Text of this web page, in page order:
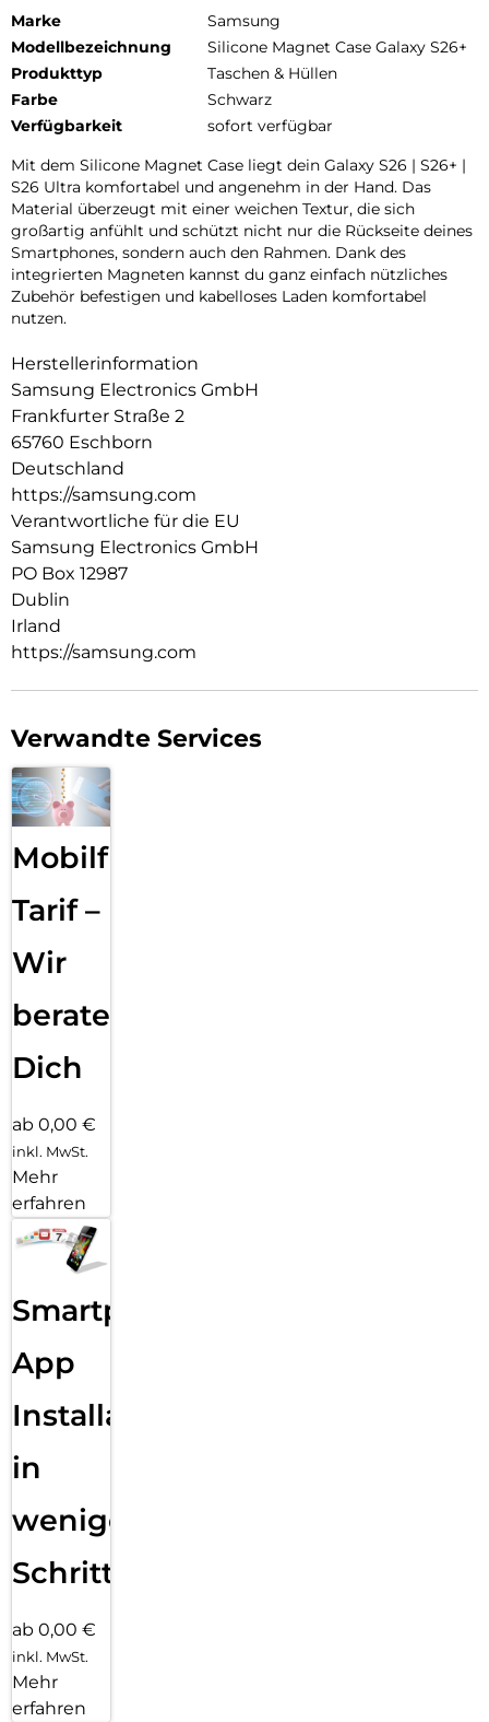
Marke
Samsung
Modellbezeichnung
Silicone Magnet Case Galaxy S26+
Produkttyp
Taschen & Hüllen
Farbe
Schwarz
Verfügbarkeit
sofort verfügbar
Mit dem Silicone Magnet Case liegt dein Galaxy S26 | S26+ |
S26 Ultra komfortabel und angenehm in der Hand. Das
Material überzeugt mit einer weichen Textur, die sich
großartig anfühlt und schützt nicht nur die Rückseite deines
Smartphones, sondern auch den Rahmen. Dank des
integrierten Magneten kannst du ganz einfach nützliches
Zubehör befestigen und kabelloses Laden komfortabel
nutzen.
Herstellerinformation
Samsung Electronics GmbH
Frankfurter Straße 2
65760 Eschborn
Deutschland
https://samsung.com
Verantwortliche für die EU
Samsung Electronics GmbH
PO Box 12987
Dublin
Irland
https://samsung.com
Verwandte Services
Mobilfunk
Tarif –
Wir
beraten
Dich
ab 0,00 €
inkl. MwSt.
Mehr
erfahren
Smartphone
App
Installation
in
wenigen
Schritten
ab 0,00 €
inkl. MwSt.
Mehr
erfahren